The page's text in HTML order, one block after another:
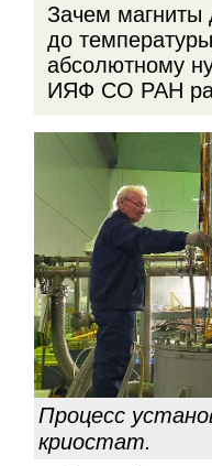
Зачем
до
абсолютному
ИЯФ СО РАН
Процесс
криостат.